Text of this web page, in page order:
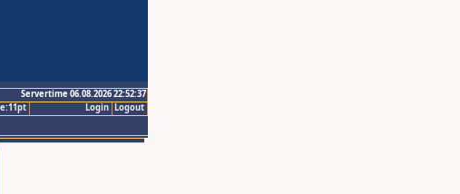
Servertime 06.08.2026 22:52:37
Logout
Login